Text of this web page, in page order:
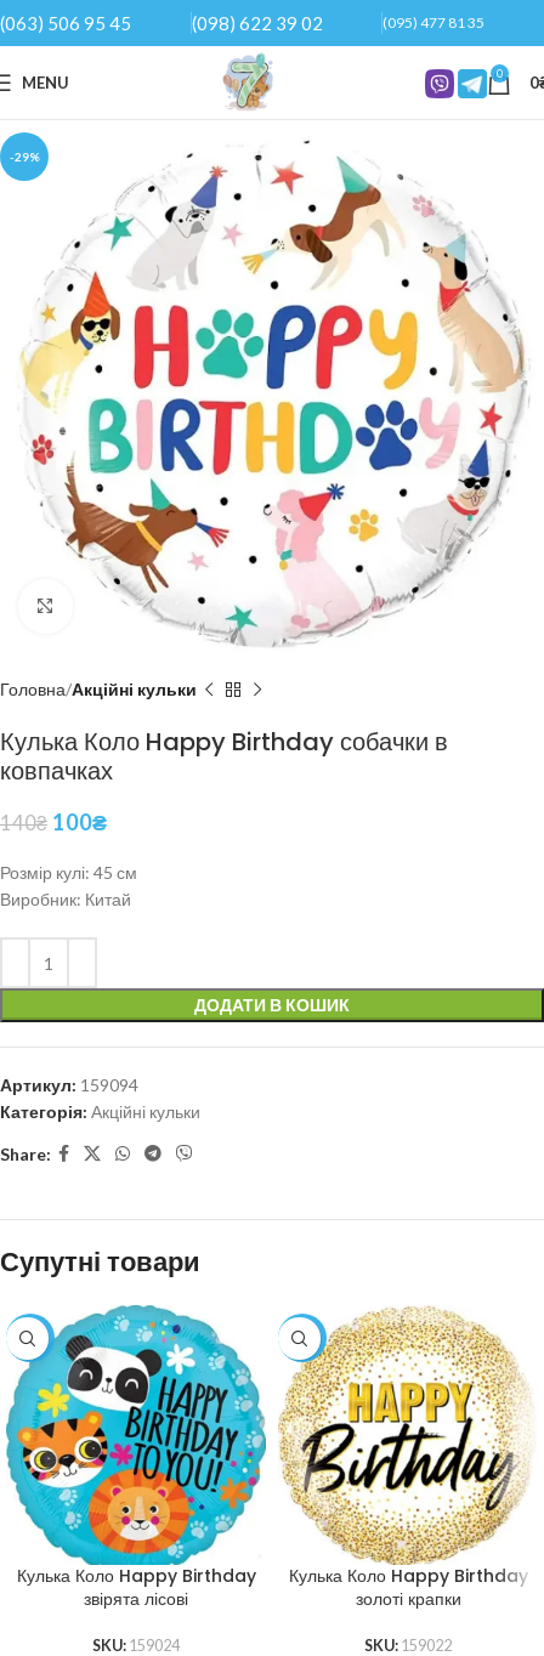
(063) 506 95 45 (098) 622 39 02 (095) 477 81 35
MENU 0 0
-29%
Click to enlarge
Головна Акційні кульки
Кулька Коло Happy Birthday собачки в
ковпачках
140₴ 100₴
Розмір кулі: 45 см
Виробник: Китай
ДОДАТИ В КОШИК
Артикул: 159094
Категорія: Акційні кульки
Share:
Супутні товари
-29%
Кулька Коло Happy Birthday
звірята лісові
SKU: 159024
-29%
Кулька Коло Happy Birthday
золоті крапки
SKU: 159022